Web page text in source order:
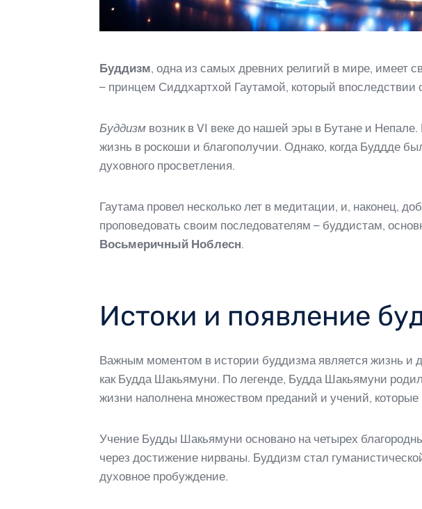
Буддизм, одна из самых древних религий в мире, имеет
– принцем Сиддхартхой Гаутамой, который впоследствии
Буддизм возник в VI веке до нашей эры в Бутане и
жизнь в роскоши и благополучии. Однако, когда Буддде
духовного просветления.
Гаутама провел несколько лет в медитации, и, наконец,
проповедовать своим последователям – буддистам,
Восьмеричный Ноблесн.
Истоки и появление
Важным моментом в истории буддизма является жизнь и
как Будда Шакьямуни. По легенде, Будда Шакьямуни
жизни наполнена множеством преданий и учений,
Учение Будды Шакьямуни основано на четырех
через достижение нирваны. Буддизм стал
духовное пробуждение.